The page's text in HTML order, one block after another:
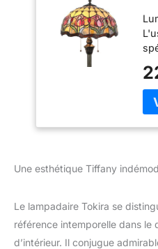
Une esthétique Tiffany
Le lampadaire Tokira se
référence intemporelle dans le
d’intérieur. Il conjugue